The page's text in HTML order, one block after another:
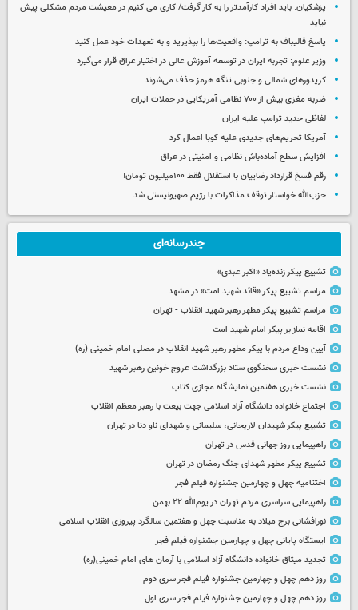
پزشکیان: باید افراد کارآمدتر را به کار گرفت/ کاری می کنیم در معیشت مردم مشکلی پیش
نیاید
پاسخ قالیباف به ترامپ: واقعیت‌ها را بپذیرید و به تعهدات خود عمل کنید
وزیر علوم: تجربه ایران در توسعه آموزش عالی در اختیار عراق قرار می‌گیرد
کریدورهای شمالی و جنوبی تنگه هرمز حذف می‌شوند
ضربه مغزی بیش از ۷۰۰ نظامی آمریکایی در حملات ایران
لفاظی جدید ترامپ علیه ایران
آمریکا تحریم‌های جدیدی علیه کوبا اعمال کرد
افزایش سطح آماده‌باش نظامی و امنیتی در عراق
رقم فسخ قرارداد رضاییان با استقلال فقط ۱۰۰میلیون تومان!
حزب‌الله خواستار توقف مذاکرات با رژیم صهیونیستی شد
چندرسانه‌ای
تشییع پیکر زنده‌یاد «اکبر عبدی»
مراسم تشییع پیکر «قائد شهید امت» در مشهد
مراسم تشییع پیکر مطهر رهبر شهید انقلاب - تهران
اقامه نماز بر پیکر امام شهید امت
آیین وداع مردم با پیکر مطهر رهبر شهید انقلاب در مصلی امام خمینی (ره)
نشست خبری سخنگوی ستاد بزرگداشت عروج خونین رهبر شهید
نشست خبری هفتمین نمایشگاه مجازی کتاب
اجتماع خانواده دانشگاه آزاد اسلامی جهت بیعت با رهبر معظم انقلاب
تشییع پیکر شهیدان لاریجانی، سلیمانی و شهدای ناو دنا در تهران
راهپیمایی روز جهانی قدس در تهران
تشییع پیکر مطهر شهدای جنگ رمضان در تهران
اختتامیه چهل و چهارمین جشنواره فیلم فجر
راهپیمایی سراسری مردم تهران در یوم‌الله ۲۲ بهمن
نورافشانی برج میلاد به مناسبت چهل‌ و هفتمین سالگرد پیروزی انقلاب اسلامی
ایستگاه پایانی چهل و چهارمین جشنواره فیلم فجر
تجدید میثاق خانواده دانشگاه آزاد اسلامی با آرمان های امام خمینی(ره)
روز دهم چهل و چهارمین جشنواره فیلم فجر سری دوم
روز دهم چهل و چهارمین جشنواره فیلم فجر سری اول